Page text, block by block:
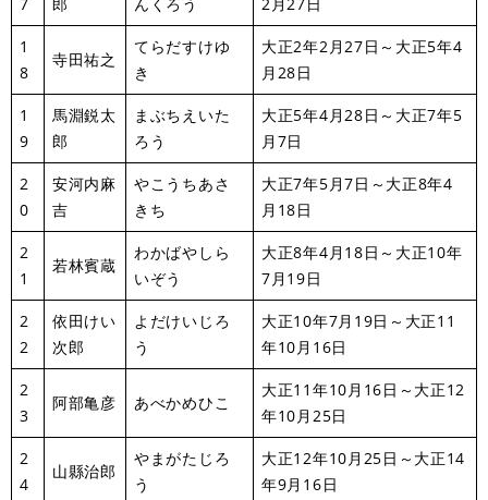
1
8
寺田祐之
てらだすけゆ
き
大正2年2月27日～大正5年4
月28日
1
9
馬淵鋭太
郎
まぶちえいた
ろう
大正5年4月28日～大正7年5
月7日
2
0
安河内麻
吉
やこうちあさ
きち
大正7年5月7日～大正8年4
月18日
2
1
若林賓蔵
わかばやしら
いぞう
大正8年4月18日～大正10年
7月19日
2
2
依田けい
次郎
よだけいじろ
う
大正10年7月19日～大正11
年10月16日
2
3
阿部亀彦 あべかめひこ
大正11年10月16日～大正12
年10月25日
2
4
山縣治郎
やまがたじろ
う
大正12年10月25日～大正14
年9月16日